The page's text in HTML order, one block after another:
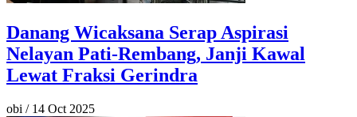
Danang Wicaksana Serap Aspirasi
Nelayan Pati-Rembang, Janji Kawal
Lewat Fraksi Gerindra
obi / 14 Oct 2025